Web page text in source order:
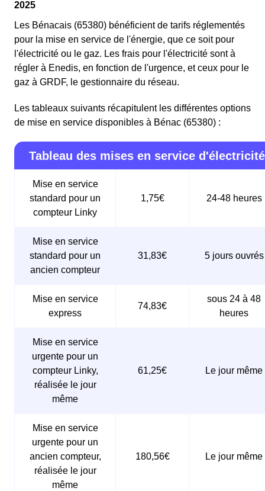
2025
Les Bénacais (65380) bénéficient de tarifs réglementés
pour la mise en service de l'énergie, que ce soit pour
l'électricité ou le gaz. Les frais pour l'électricité sont à
régler à Enedis, en fonction de l'urgence, et ceux pour le
gaz à GRDF, le gestionnaire du réseau.
Les tableaux suivants récapitulent les différentes options
de mise en service disponibles à Bénac (65380) :
Tableau des mises en service d'électricité
Mise en service
standard pour un
compteur Linky
1,75€ 24-48 heures
Mise en service
standard pour un
ancien compteur
31,83€ 5 jours ouvrés
Mise en service
express
74,83€
sous 24 à 48
heures
Mise en service
urgente pour un
compteur Linky,
réalisée le jour
même
61,25€ Le jour même
Mise en service
urgente pour un
ancien compteur,
réalisée le jour
même
180,56€ Le jour même